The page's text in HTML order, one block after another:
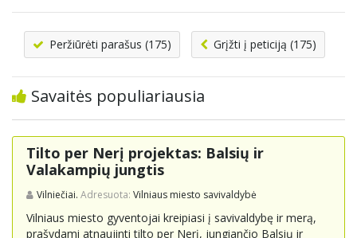
Peržiūrėti parašus (175) Grįžti į peticiją (175)
Savaitės populiariausia
Tilto per Nerį projektas: Balsių ir
Valakampių jungtis
Vilniečiai. Adresuota: Vilniaus miesto savivaldybė
Vilniaus miesto gyventojai kreipiasi į savivaldybę ir merą,
prašydami atnaujinti tilto per Nerį, jungiančio Balsių ir